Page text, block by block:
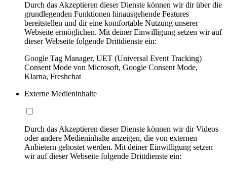
Durch das Akzeptieren dieser Dienste können wir dir über die
grundlegenden Funktionen hinausgehende Features
bereitstellen und dir eine komfortable Nutzung unserer
Webseite ermöglichen. Mit deiner Einwilligung setzen wir auf
dieser Webseite folgende Drittdienste ein:
Google Tag Manager, UET (Universal Event Tracking)
Consent Mode von Microsoft, Google Consent Mode,
Klarna, Freshchat
Externe Medieninhalte
Durch das Akzeptieren dieser Dienste können wir dir Videos
oder andere Medieninhalte anzeigen, die von externen
Anbietern gehostet werden. Mit deiner Einwilligung setzen
wir auf dieser Webseite folgende Drittdienste ein: